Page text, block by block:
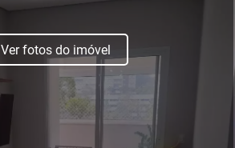
Ver fotos do imóvel